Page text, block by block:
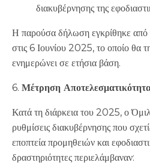
διακυβέρνησης της
Η παρούσα δήλωση εγκρίθηκε από
στις 6 Ιουνίου 2025, το οποίο θα
ενημερώνει σε ετήσια βάση.
6. Μέτρηση
Κατά τη διάρκεια του 2025, ο
ρυθμίσεις διακυβέρνησης που
εποπτεία προμηθειών και
δραστηριότητες περιελάμβαναν: